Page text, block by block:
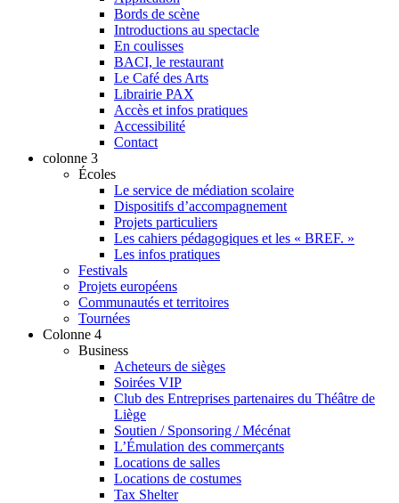
Bords de scène
Introductions au spectacle
En coulisses
BACI, le restaurant
Le Café des Arts
Librairie PAX
Accès et infos pratiques
Accessibilité
Contact
colonne 3
Écoles
Le service de médiation scolaire
Dispositifs d’accompagnement
Projets particuliers
Les cahiers pédagogiques et les « BREF. »
Les infos pratiques
Festivals
Projets européens
Communautés et territoires
Tournées
Colonne 4
Business
Acheteurs de sièges
Soirées VIP
Club des Entreprises partenaires du Théâtre de
Liège
Soutien / Sponsoring / Mécénat
L’Émulation des commerçants
Locations de salles
Locations de costumes
Tax Shelter